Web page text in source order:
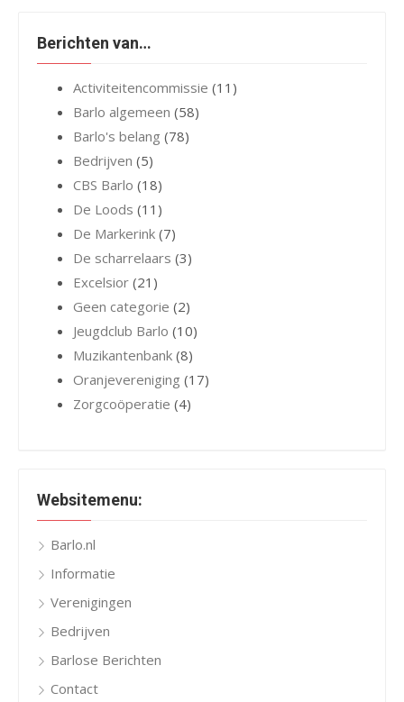
Berichten van…
Activiteitencommissie (11)
Barlo algemeen (58)
Barlo's belang (78)
Bedrijven (5)
CBS Barlo (18)
De Loods (11)
De Markerink (7)
De scharrelaars (3)
Excelsior (21)
Geen categorie (2)
Jeugdclub Barlo (10)
Muzikantenbank (8)
Oranjevereniging (17)
Zorgcoöperatie (4)
Websitemenu:
Barlo.nl
Informatie
Verenigingen
Bedrijven
Barlose Berichten
Contact